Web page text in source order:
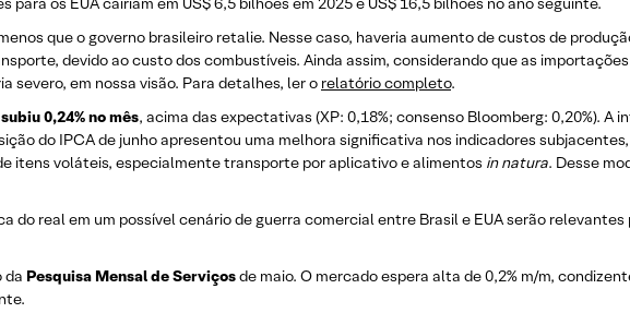
que o governo brasileiro retalie. Nesse caso, haveria aumento de custos de
devido ao custo dos combustíveis. Ainda assim, considerando que as
severo, em nossa visão. Para detalhes, ler o relatório completo.
0,24% no mês, acima das expectativas (XP: 0,18%; consenso Bloomberg: 0,20%). A
do IPCA de junho apresentou uma melhora significativa nos indicadores
itens voláteis, especialmente transporte por aplicativo e alimentos in natura. Desse
do real em um possível cenário de guerra comercial entre Brasil e EUA serão
da Pesquisa Mensal de Serviçosde maio. O mercado espera alta de 0,2% m/m,